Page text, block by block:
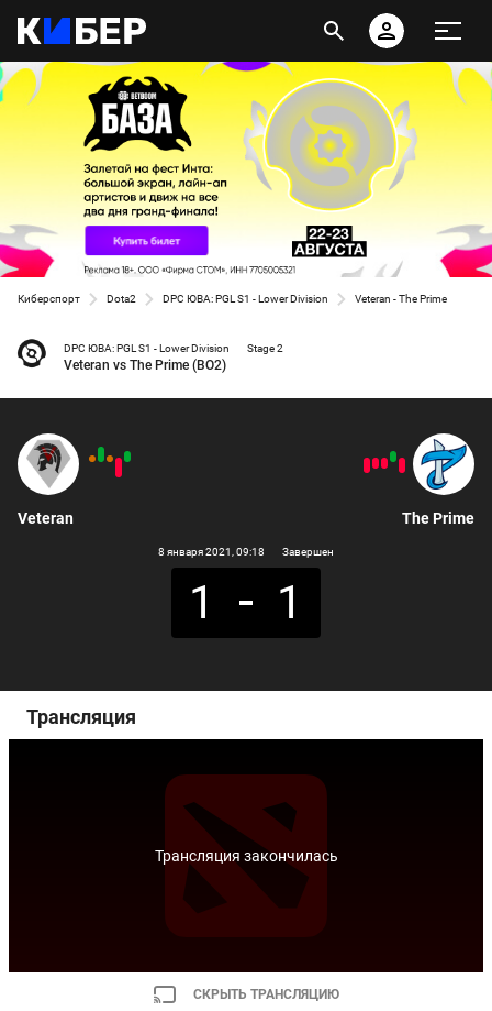
Киберспорт Dota2 DPC ЮВА: PGL S1 - Lower Division Veteran - The Prime
DPC ЮВА: PGL S1 - Lower Division Stage 2
Veteran vs The Prime (BO2)
Veteran
8 января 2021 , 09:18 Завершен
1 1
The Prime
Трансляция
Трансляция закончилась
СКРЫТЬ ТРАНСЛЯЦИЮ